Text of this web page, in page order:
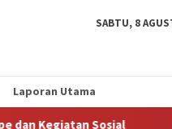
SABTU, 8
Laporan Utama
Isu Kekerasan